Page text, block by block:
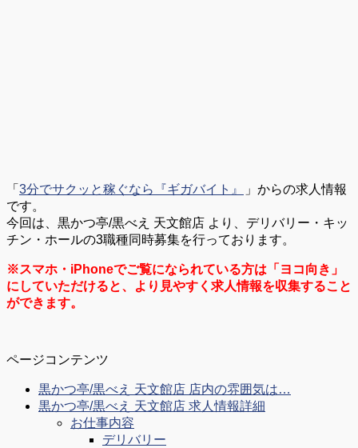
「 3分でサクッと稼ぐなら『ギガバイト』
」からの求人情報
です。
今回は、黒かつ亭/黒べえ 天文館店 より、デリバリー・キッ
チン・ホールの3職種同時募集を行っております。
※スマホ・iPhoneでご覧になられている方は「ヨコ向き」
にしていただけると、より見やすく求人情報を収集すること
ができます。
ページコンテンツ
黒かつ亭/黒べえ 天文館店 店内の雰囲気は…
黒かつ亭/黒べえ 天文館店 求人情報詳細
お仕事内容
デリバリー